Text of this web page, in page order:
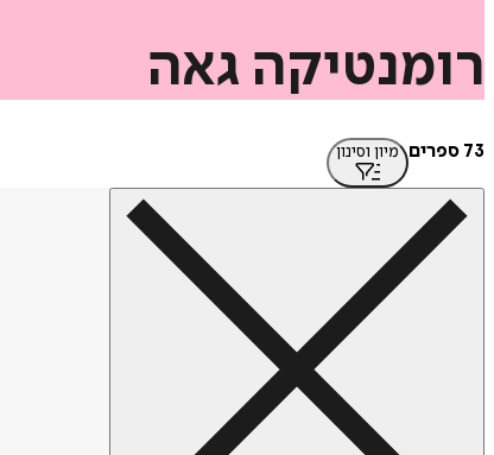
רומנטיקה גאה
73 ספרים מיון וסינון